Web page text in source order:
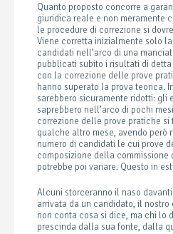
Quanto proposto concorre a
giuridica reale e non meramente
le procedure di correzione si
Viene corretta inizialmente solo
candidati nell’arco di una
pubblicati subito i risultati di
con la correzione delle prove
hanno superato la prova teorica.
sarebbero sicuramente ridotti: gli
saprebbero nell’arco di pochi
correzione delle prove pratiche
qualche altro mese, avendo però
numero di candidati le cui prove
composizione della commissione
potrebbe poi variare. Questo in
Alcuni storceranno il naso
arrivata da un candidato, il nostro
non conta cosa si dice, ma chi lo
prescinda dalla sua fonte, dalla